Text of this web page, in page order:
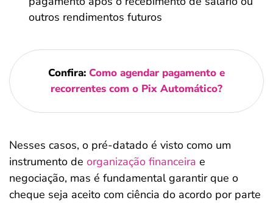
outros rendimentos futuros
Confira: Como agendar pagamento e
recorrentes com o Pix Automático?
Nesses casos, o pré-datado é visto como um
instrumento de organização financeira e
negociação, mas é fundamental garantir que o
cheque seja aceito com ciência do acordo por parte